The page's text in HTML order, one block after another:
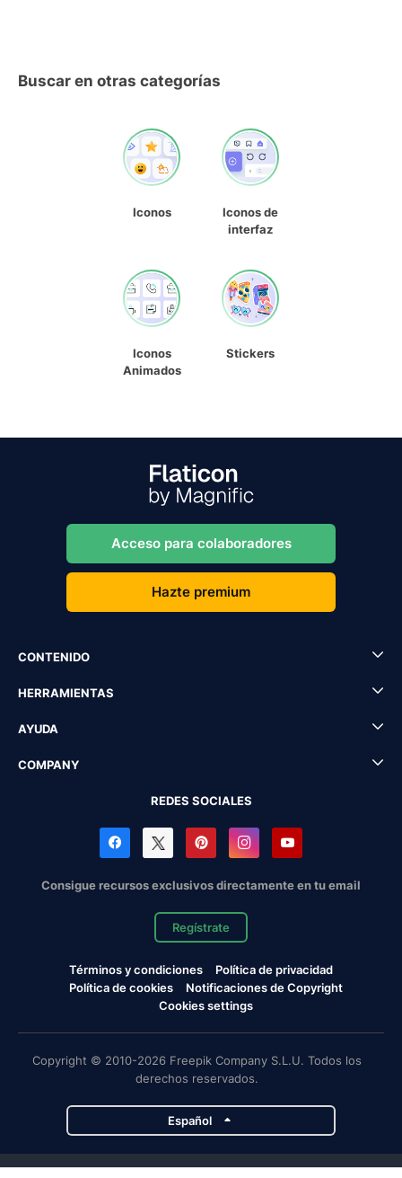
Buscar en otras categorías
Iconos
Iconos de
interfaz
Iconos
Animados
Stickers
Acceso para colaboradores
Hazte premium
CONTENIDO
HERRAMIENTAS
AYUDA
COMPANY
REDES SOCIALES
Consigue recursos exclusivos directamente en tu email
Regístrate
Términos y condiciones
Política de privacidad
Política de cookies
Notificaciones de Copyright
Cookies settings
Copyright © 2010-2026 Freepik Company S.L.U. Todos los
derechos reservados.
Español